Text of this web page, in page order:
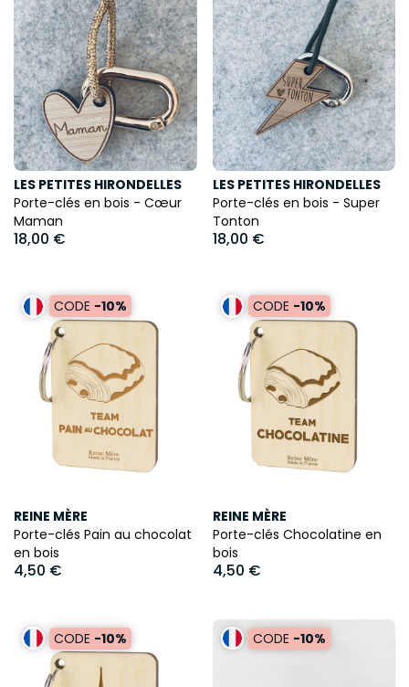
LES PETITES HIRONDELLES
Porte-clés en bois - Cœur
Maman
18,00 €
LES PETITES HIRONDELLES
Porte-clés en bois - Super
Tonton
18,00 €
CODE -10%
REINE MÈRE
Porte-clés Pain au chocolat
en bois
4,50 €
CODE -10%
REINE MÈRE
Porte-clés Chocolatine en
bois
4,50 €
CODE -10% CODE -10%